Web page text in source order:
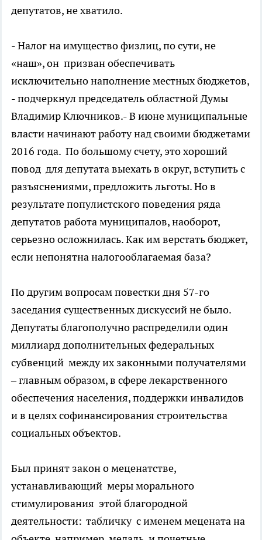
депутатов, не хватило.
- Налог на имущество физлиц, по сути, не
«наш», он призван обеспечивать
исключительно наполнение местных бюджетов,
- подчеркнул председатель областной Думы
Владимир Ключников.- В июне муниципальные
власти начинают работу над своими бюджетами
2016 года. По большому счету, это хороший
повод для депутата выехать в округ, вступить с
разъяснениями, предложить льготы. Но в
результате популистского поведения ряда
депутатов работа муниципалов, наоборот,
серьезно осложнилась. Как им верстать бюджет,
если непонятна налогооблагаемая база?
По другим вопросам повестки дня 57-го
заседания существенных дискуссий не было.
Депутаты благополучно распределили один
миллиард дополнительных федеральных
субвенций между их законными получателями
– главным образом, в сфере лекарственного
обеспечения населения, поддержки инвалидов
и в целях софинансирования строительства
социальных объектов.
Был принят закон о меценатстве,
устанавливающий меры морального
стимулирования этой благородной
деятельности: табличку с именем мецената на